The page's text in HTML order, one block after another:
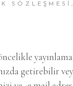
SÖZLEŞMESI
getirebilir